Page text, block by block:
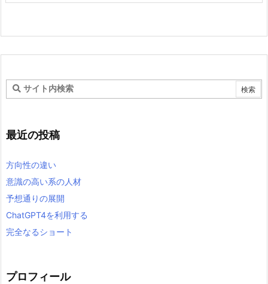
最近の投稿
方向性の違い
意識の高い系の人材
予想通りの展開
ChatGPT4を利用する
完全なるショート
プロフィール